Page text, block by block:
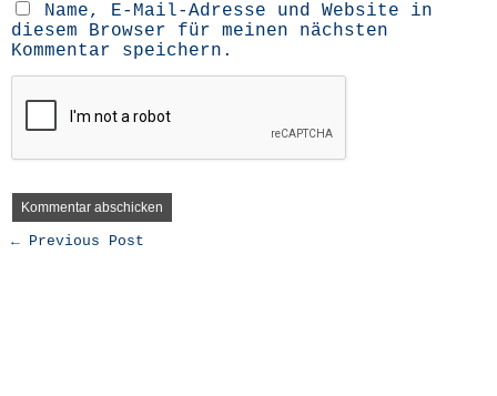
Name, E-Mail-Adresse und Website in
diesem Browser für meinen nächsten
Kommentar speichern.
← Previous Post